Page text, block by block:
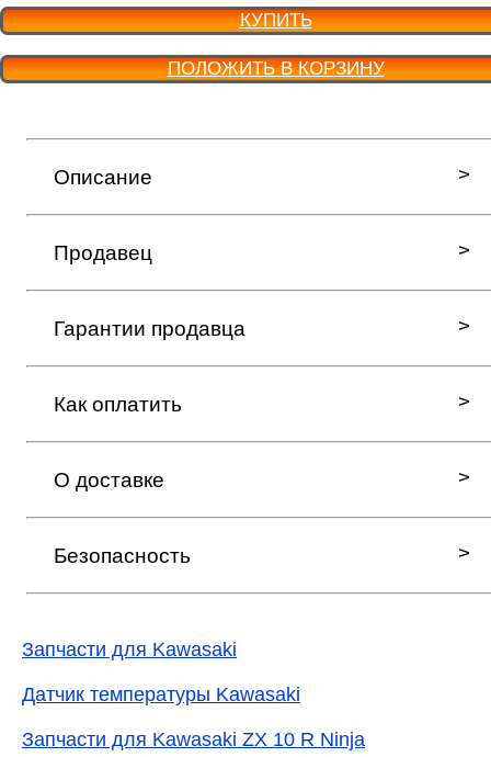
КУПИТЬ
ПОЛОЖИТЬ В КОРЗИНУ
Описание
Продавец
Гарантии продавца
Как оплатить
О доставке
Безопасность
Запчасти для Kawasaki
Датчик температуры Kawasaki
Запчасти для Kawasaki ZX 10 R Ninja